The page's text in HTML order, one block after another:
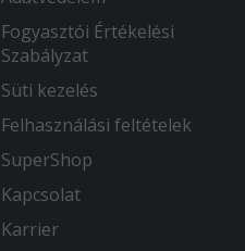
Fogyasztói Értékelési
Szabályzat
Süti kezelés
Felhasználási feltételek
SuperShop
Kapcsolat
Karrier